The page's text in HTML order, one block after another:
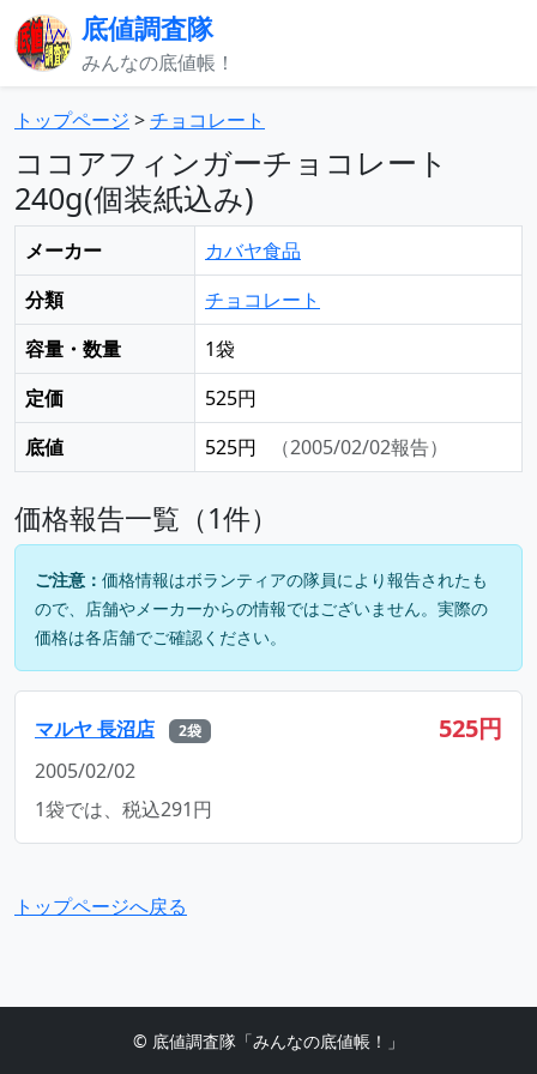
底値調査隊
みんなの底値帳！
トップページ >チョコレート
ココアフィンガーチョコレート
240g(個装紙込み)
メーカー
カバヤ食品
分類
チョコレート
容量・数量
1袋
定価
525円
底値
525円 （2005/02/02報告）
価格報告一覧（1件）
ご注意： 価格情報はボランティアの隊員により報告されたも
ので、店舗やメーカーからの情報ではございません。実際の
価格は各店舗でご確認ください。
マルヤ 長沼店 2袋 525円
2005/02/02
1袋では、税込291円
トップページへ戻る
© 底値調査隊「みんなの底値帳！」